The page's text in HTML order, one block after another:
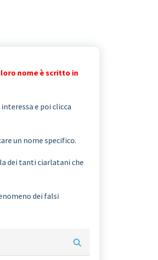
loro nome è scritto in
e poi clicca
un nome specifico.
dei tanti ciarlatani che
dei falsi